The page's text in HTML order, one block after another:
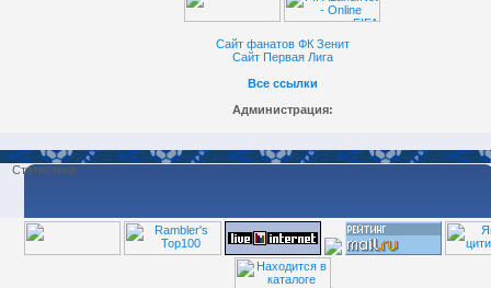
Сайт фанатов ФК Зенит
Сайт Первая Лига
Все ссылки
Администрация:
Статистика